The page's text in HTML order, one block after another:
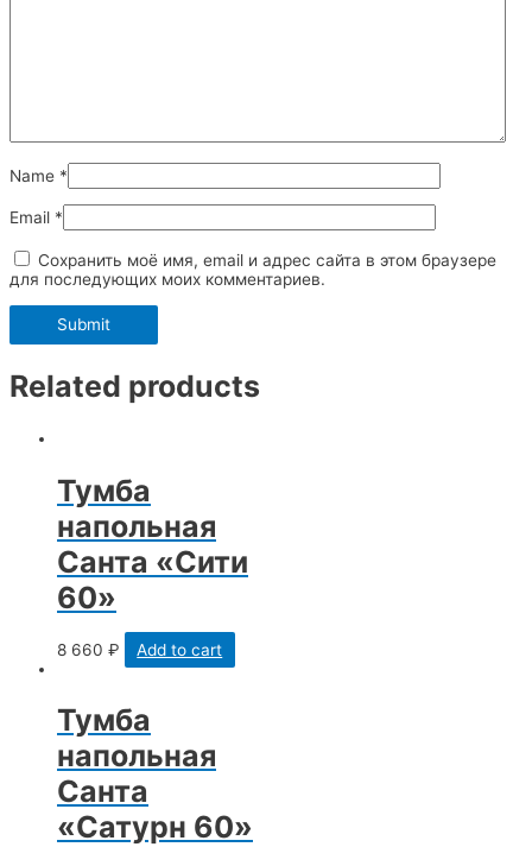
Name *
Email *
Сохранить моё имя, email и адрес сайта в этом браузере
для последующих моих комментариев.
Related products
Тумба
напольная
Санта «Сити
60»
8 660 ₽ Add to cart
Тумба
напольная
Санта
«Сатурн 60»